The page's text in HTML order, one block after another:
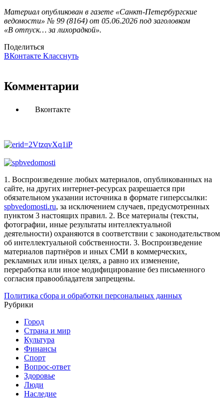
Материал опубликован в газете «Санкт-Петербургские
ведомости» № 99 (8164) от 05.06.2026 под заголовком
«В отпуск… за лихорадкой».
Поделиться
ВКонтакте Класснуть
Комментарии
Вконтакте
1. Воспроизведение любых материалов, опубликованных на
сайте, на других интернет-ресурсах разрешается при
обязательном указании источника в формате гиперссылки:
spbvedomosti.ru, за исключением случаев, предусмотренных
пунктом 3 настоящих правил. 2. Все материалы (тексты,
фотографии, иные результаты интеллектуальной
деятельности) охраняются в соответствии с законодательством
об интеллектуальной собственности. 3. Воспроизведение
материалов партнёров и иных СМИ в коммерческих,
рекламных или иных целях, а равно их изменение,
переработка или иное модифицирование без письменного
согласия правообладателя запрещены.
Политика сбора и обработки персональных данных
Рубрики
Город
Страна и мир
Культура
Финансы
Спорт
Вопрос-ответ
Здоровье
Люди
Наследие